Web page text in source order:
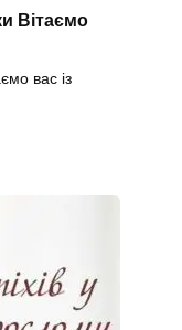
Вітаємо
вас із